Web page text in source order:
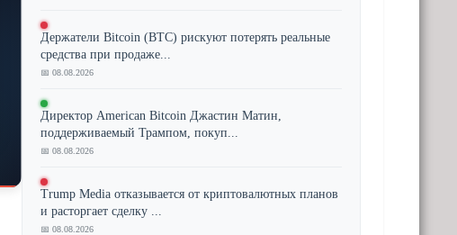
Держатели Bitcoin (BTC) рискуют потерять реальные
средства при продаже...
📅 08.08.2026
Директор American Bitcoin Джастин Матин,
поддерживаемый Трампом, покуп...
📅 08.08.2026
Trump Media отказывается от криптовалютных планов
и расторгает сделку ...
📅 08.08.2026